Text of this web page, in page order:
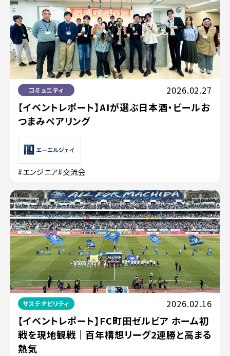
コミュニティ 2026.02.27
【イベントレポート】AIが選ぶ日本酒・ビールお
つまみペアリング
#エンジニア#交流会
サステナビリティ 2026.02.16
【イベントレポート】FC町田ゼルビア ホーム初
戦を現地観戦｜百年構想リーグ2連勝と高まる
熱気